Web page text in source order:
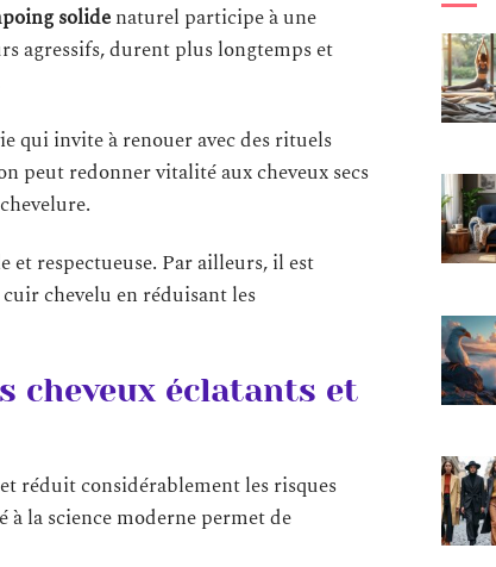
solidenaturel participe à une
agressifs, durent plus longtemps et
qui invite à renouer avec des rituels
peut redonner vitalité aux cheveux secs
et respectueuse. Par ailleurs, il est
chevelu en réduisant les
cheveux éclatants et
réduit considérablement les risques
à la science moderne permet de